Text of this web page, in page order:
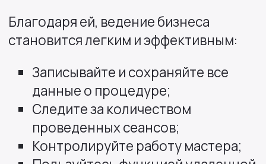
Благодаря ей, ведение бизнеса
становится легким и эффективным:
Записывайте и сохраняйте все
данные о процедуре;
Следите за количеством
проведенных сеансов;
Контролируйте работу мастера;